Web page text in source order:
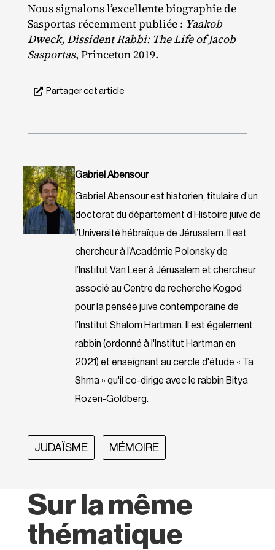
Nous signalons l’excellente biographie de
Sasportas récemment publiée : Yaakob
Dweck, Dissident Rabbi: The Life of Jacob
Sasportas, Princeton 2019.
Partager cet article
Gabriel Abensour
Gabriel Abensour est historien, titulaire d’un
doctorat du département d’Histoire juive de
l’Université hébraïque de Jérusalem. Il est
chercheur à l’Académie Polonsky de
l’Institut Van Leer à Jérusalem et chercheur
associé au Centre de recherche Kogod
pour la pensée juive contemporaine de
l’Institut Shalom Hartman. Il est également
rabbin (ordonné à l'Institut Hartman en
2021) et enseignant au cercle d'étude « Ta
Shma » qu'il co-dirige avec le rabbin Bitya
Rozen-Goldberg.
JUDAÏSME MÉMOIRE
Sur la même
thématique